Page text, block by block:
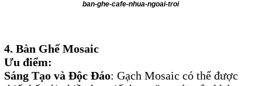
ban-ghe-cafe-nhua-ngoai-troi
4. Bàn Ghế Mosaic
Ưu điểm:
Sáng Tạo và Độc Đáo: Gạch Mosaic có thể được